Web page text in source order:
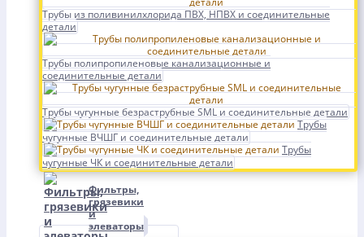
Трубы из поливинилхлорида ПВХ, НПВХ и соединительные
детали
Трубы полипропиленовые канализационные и
соединительные детали
Трубы чугунные безраструбные SML и соединительные детали
Трубы
чугунные ВЧШГ и соединительные детали
Трубы
чугунные ЧК и соединительные детали
Фильтры,
грязевики
и
элеваторы